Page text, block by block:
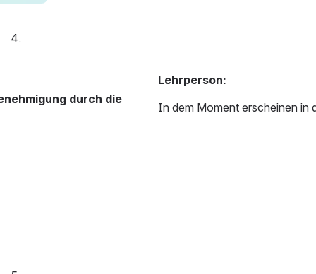
durch die
Lehrperson:
In dem Moment erscheinen